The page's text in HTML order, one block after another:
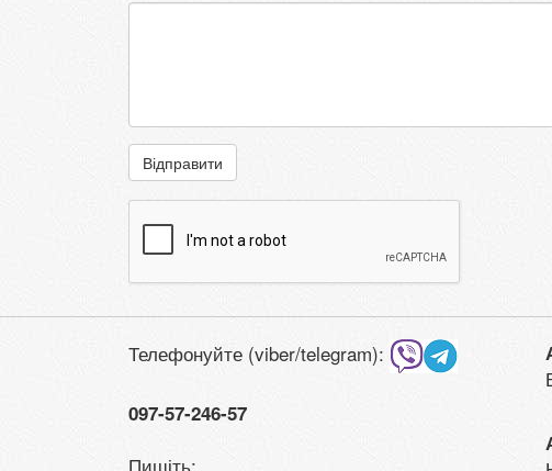
Відправити
Телефонуйте (viber/telegram):
097-57-246-57
Пишіть: